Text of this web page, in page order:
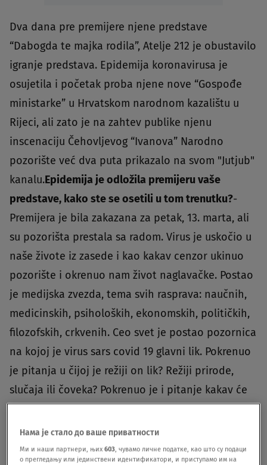
Dva dana pre premijere njene predstave
“Dabogda te majka rodila”, Atelje 212 je obustavilo
igranje predstava. Epidemija koronavirusa je
osujetila i početak proba njene nove “Gospođe
ministarke” u Hrvatskom narodnom kazalištu u
Rijeci, ali zato je na zahtev publike njenu
inscenaciju Čehovljevog “Ivanova” Narodno
pozorište već dva puta prikazalo na svom "Jutjub"
kanalu.Epidemija je odložila premijeru vaše
predstave, kako ste se osetili u tom trenutku?-
Premijera je bila zakazana za petak, 13. marta, ali
su pozorišta prestala sa radom. Virus je uskočio u
naše živote iz zasede i kao kakav cenzor ukinuo
pozorište i okrenuo nam život naglavačke. Postao
je medijska zvezda, tema svih rasprava: naučnih,
medicinskih, psiholoških, ekonomskih, političkih,
filozofskih, crkvenih. Ceo svet je postao pozornica
na kojoj je virus sars covid 19 glavni lik. Pokrenuo
je pitanja u čijoj je režiji on lik? Režiji prirode,
slučaja ili čoveka? Pokrenuo je i pitanje kakav će
biti odnos publike prema pozorištu kada dođe
Sloboda i kakva će to Sloboda biti. Da li će ljudi
pohrliti u pozorište ili ćemo živeti u atmosferi
Нама је стало до ваше приватности
Ми и наши партнери, њих603, чувамо личне податке, као што су подаци
о прегледању или јединствени идентификатори, и приступамо им на